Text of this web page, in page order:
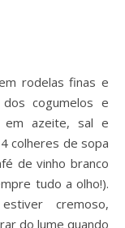
rodelas finas e
cogumelos e
em azeite, sal e
colheres de sopa
de vinho branco
tudo a olho!).
cremoso,
do lume quando